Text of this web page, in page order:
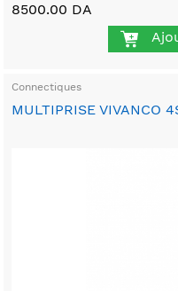
8500.00 DA
Connectiques
MULTIPRISE VIVANCO